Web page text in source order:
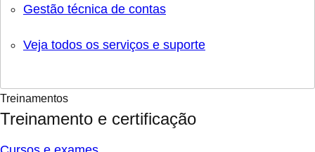
Gestão técnica de contas
Veja todos os serviços e suporte
Treinamentos
Treinamento e certificação